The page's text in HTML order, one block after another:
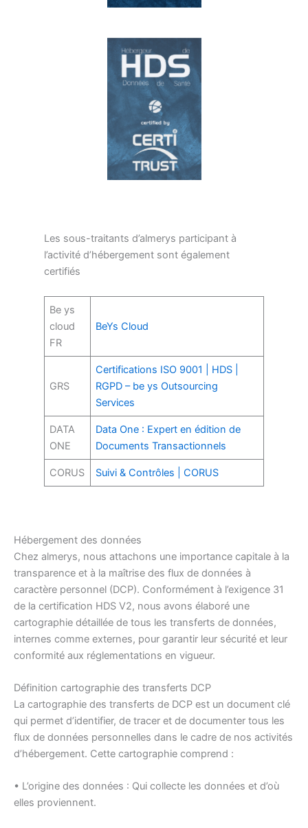
Les sous-traitants d’almerys participant à
l’activité d’hébergement sont également
certifiés
Be ys
cloud
FR
BeYs Cloud
GRS
Certifications ISO 9001 | HDS |
RGPD – be ys Outsourcing
Services
DATA
ONE
Data One : Expert en édition de
Documents Transactionnels
CORUS Suivi & Contrôles | CORUS
Hébergement des données
Chez almerys, nous attachons une importance capitale à la
transparence et à la maîtrise des flux de données à
caractère personnel (DCP). Conformément à l’exigence 31
de la certification HDS V2, nous avons élaboré une
cartographie détaillée de tous les transferts de données,
internes comme externes, pour garantir leur sécurité et leur
conformité aux réglementations en vigueur.
Définition cartographie des transferts DCP
La cartographie des transferts de DCP est un document clé
qui permet d’identifier, de tracer et de documenter tous les
flux de données personnelles dans le cadre de nos activités
d’hébergement. Cette cartographie comprend :
• L’origine des données : Qui collecte les données et d’où
elles proviennent.